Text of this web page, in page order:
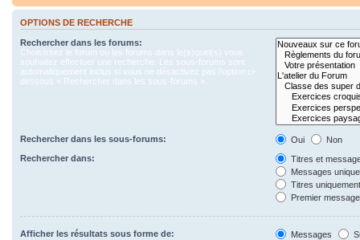
OPTIONS DE RECHERCHE
Rechercher dans les forums:
Choisissez le forum ou les forums dans le(s)quel(s) vous
souhaitez effectuer une recherche. Les sous-forums sont
automatiquement inclus si vous ne désactivez pas l’option ci-
dessous « Rechercher dans les sous-forums ».
Rechercher dans les sous-forums: Oui
Non
Rechercher dans:
Titres et
Messages
Titres
Premier
Afficher les résultats sous forme de: Messages